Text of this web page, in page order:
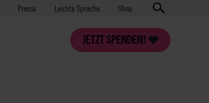
Presse
Presse Leichte Sprache Shop
JETZT SPENDEN!